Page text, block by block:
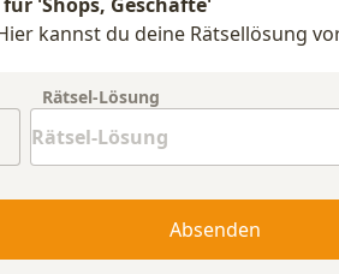
kannst du deine Rätsellösung
Rätsel-Lösung
Absenden